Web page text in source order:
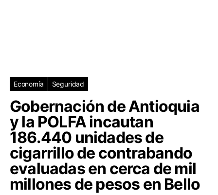
Economía Seguridad
Gobernación de Antioquia
y la POLFA incautan
186.440 unidades de
cigarrillo de contrabando
evaluadas en cerca de mil
millones de pesos en Bello